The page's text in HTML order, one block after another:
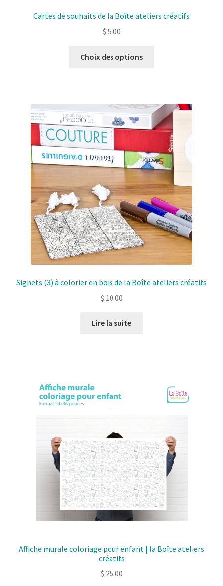
Cartes de souhaits de la Boîte ateliers créatifs
$ 5.00
Choix des options
Les
options
peuvent
être
choisies
sur
la
page
de
produit
Signets (3) à colorier en bois de la Boîte ateliers créatifs
$ 10.00
Lire la suite
Affiche murale coloriage pour enfant | la Boîte ateliers
créatifs
$ 25.00